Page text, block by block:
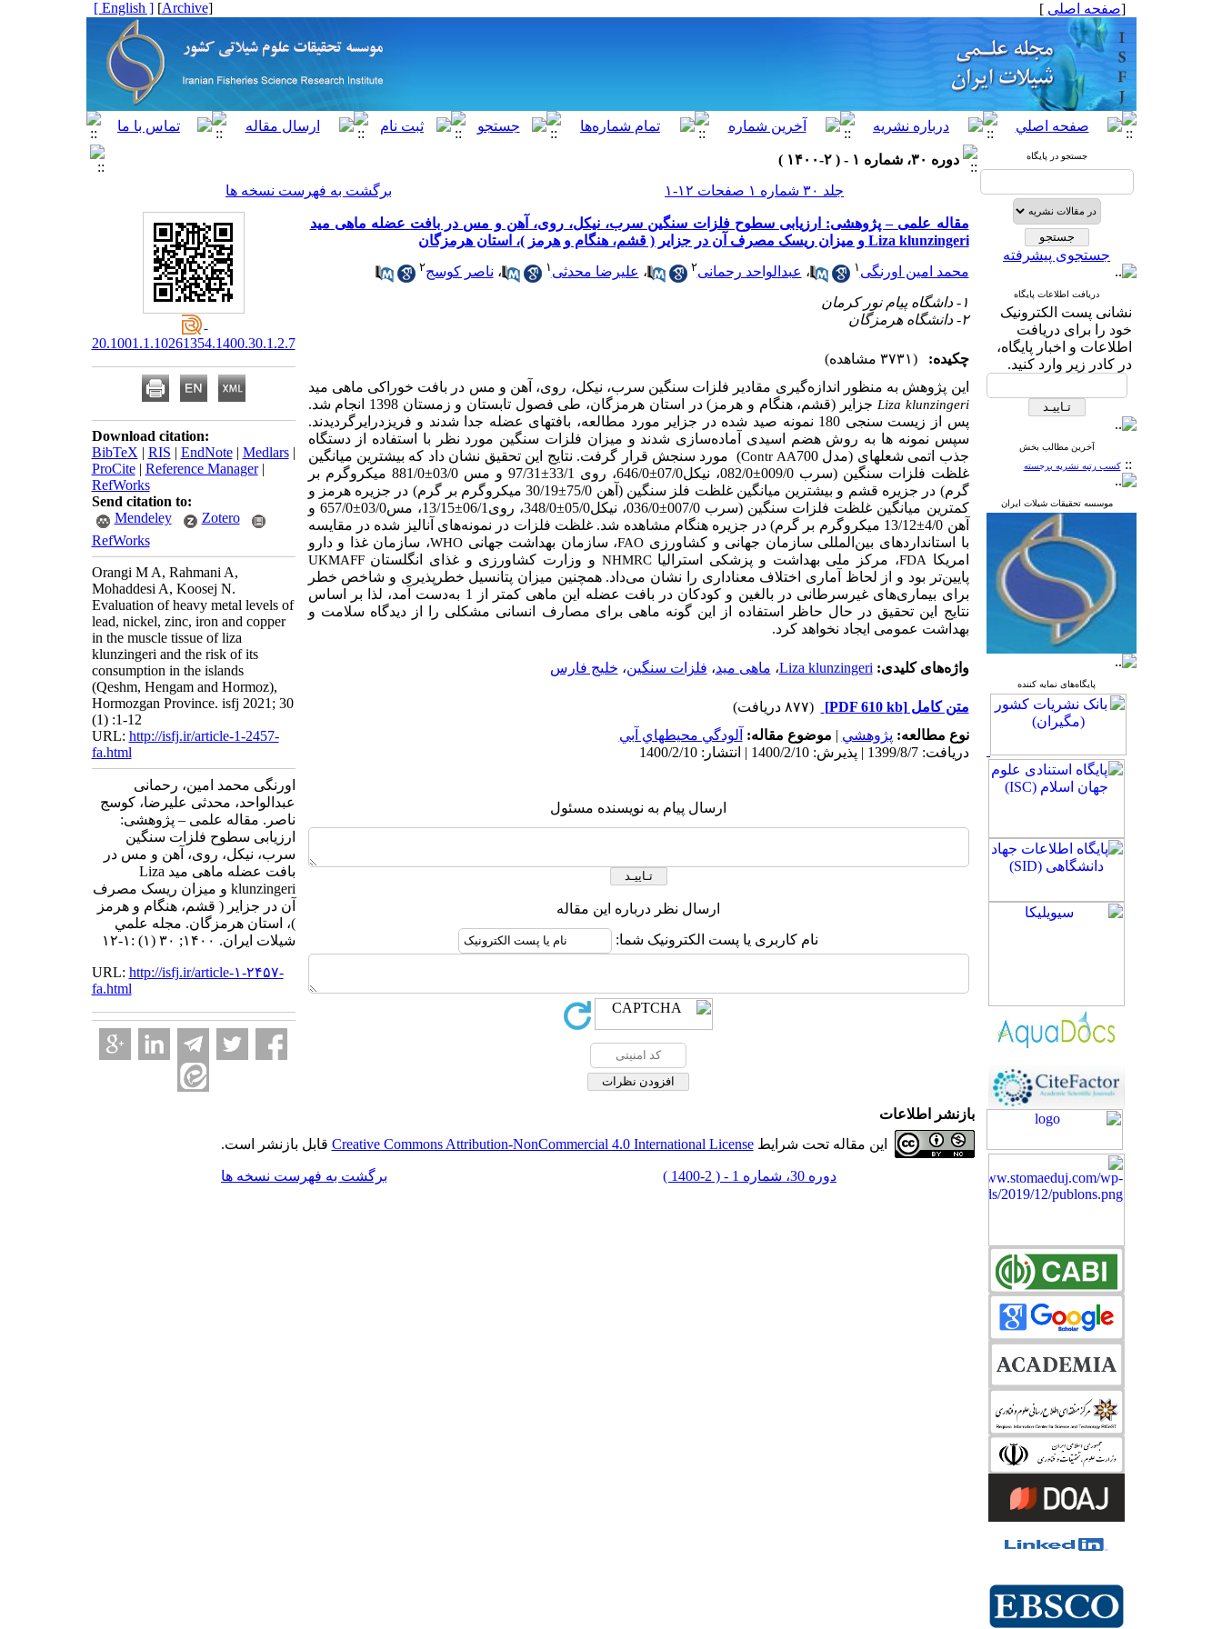
[صفحه اصلی ]
[
Archive
]
[ English ]
جستجو در پایگاه
جستجوی پیشرفته
دریافت اطلاعات پایگاه
نشانی پست الکترونیک
خود را برای دریافت
اطلاعات و اخبار پایگاه،
در کادر زیر وارد کنید.
آخرین مطالب بخش
::کسب رتبه نشریه برجسته
موسسه تحقیقات شیلات ایران
پایگاه‌های نمایه کننده
دوره ۳۰، شماره ۱ - ( ۲-۱۴۰۰ )
جلد ۳۰ شماره ۱ صفحات ۱۲-۱
برگشت به فهرست نسخه ها
مقاله علمی – پژوهشی: ارزیابی سطوح فلزات سنگین سرب، نیکل، روی، آهن و مس در بافت عضله ماهی مید
Liza klunzingeri و میزان ریسک مصرف آن در جزایر ( قشم، هنگام و هرمز )، استان هرمزگان
محمد امین اورنگی ۱ ، عبدالواحد رحمانی۲ ، علیرضا محدثی ۱ ، ناصر کوسج۲
۱- داشگاه پیام نور کرمان
۲- دانشگاه هرمزگان
چکیده:
(۳۷۳۱ مشاهده)
این پژوهش به منظور اندازه‌‌گیری مقادیر فلزات سنگین سرب، نیکل، روی، آهن و مس در بافت خوراکی ماهی مید
Liza klunzingeri جزایر (قشم، هنگام و هرمز ) در استان هرمزگان، طی فصول تابستان و زمستان 1398
انجام شد.
پس از زیست سنجی 180 نمونه صید شده در جزایر مورد مطالعه، بافتهای عضله
جدا شدند و فریزدرایرگردیدند.
سپس نمونه ها به روش هضم اسیدی آمادهسازی شدند و میزان فلزات سنگین مورد نظر با استفاده از دستگاه
جذب اتمی شعله‎ای ( مدل 700 Contr AA
) مورد سنجش قرار گرفت. نتایج این تحقیق نشان داد که بیشترین میانگین
غلظت فلزات سنگین (سرب 009/0
±082/0، نیکل07/0 ±646/0، روی 33/1 ±97/31 و مس 03/0
±
881/0 میکروگرم بر
گرم) در جزیره قشم و بیشترین میانگین غلظت فلز سنگین (آهن 75/0 ±
30/19 میکروگرم بر گرم) در جزیره هرمز و
کمترین میانگین غلظت فلزات سنگین (سرب 007/0
±036/0، نیکل05/0 ±348/0، روی06/1 ±13/15، مس 03/0
±
657/0 و
آهن 4/0
±
13/12 میکروگرم بر گرم) در
جزیره هنگام مشاهده شد. غلظت فلزات در نمونه‌های آنالیز شده در مقایسه
با استانداردهای بین‌المللی سازمان جهانی و کشاورزی FAO، سازمان بهداشت جهانی WHO، سازمان غذا و دارو
امریکا FDA، مرکز ملی بهداشت و پزشکی استرالیاNHMRC و وزارت کشاورزی و غذای انگلستانUKMAFF
پایین‌تر بود و از لحاظ آماری اختلاف معناداری را نشان می‌‌داد. همچنین میزان پتانسیل خطرپذیری و شاخص خطر
برای بیماری‌‎های غیرسرطانی در بالغین و کودکان در بافت عضله این ماهی کمتر از 1 به
دست آمد، لذا
بر اساس
نتایج این تحقیق در حال حاظر استفاده
از این گونه ماهی برای مصارف انسانی مشکلی را از دیدگاه سلامت و
بهداشت عمومی ایجاد نخواهد کرد.
واژه‌های کلیدی: Liza klunzingeri، ماهی مید، فلزات سنگین، خلیج فارس
متن کامل[PDF 610 kb]
(۸۷۷ دریافت)
نوع مطالعه: پژوهشي | موضوع مقاله: آلودگي محيطهاي آبي
دریافت: 1399/8/7 | پذیرش: 1400/2/10 | انتشار: 1400/2/10
ارسال پیام به نویسنده مسئول
ارسال نظر درباره این مقاله
نام کاربری یا پست الکترونیک شما:
20.1001.1.10261354.1400.30.1.2.7
Download citation:
BibTeX | RIS | EndNote| Medlars|
ProCite| Reference Manager|
RefWorks
Send citation to:
Mendeley
Zotero
RefWorks
Orangi M A, Rahmani A,
Mohaddesi A, Koosej N.
Evaluation of heavy metal levels of
lead, nickel, zinc, iron and copper
in the muscle tissue of liza
klunzingeri and the risk of its
consumption in the islands
(Qeshm, Hengam and Hormoz),
Hormozgan Province. isfj 2021; 30
(1) :1-12
URL: http://isfj.ir/article-1-2457-
fa.html
اورنگی محمد امین، رحمانی
عبدالواحد، محدثی علیرضا، کوسج
ناصر. مقاله علمی – پژوهشی:
ارزیابی سطوح فلزات سنگین
سرب، نیکل، روی، آهن و مس در
بافت عضله ماهی مید Liza
klunzingeri و میزان ریسک مصرف
آن در جزایر ( قشم، هنگام و هرمز
)، استان هرمزگان. مجله علمي
شيلات ايران. ۱۴۰۰; ۳۰ (۱) :۱-۱۲
URL: http://isfj.ir/article-۱-۲۴۵۷-
fa.html
بازنشر اطلاعات
این مقاله تحت شرایطCreative Commons Attribution-NonCommercial 4.0 International License قابل بازنشر است.
دوره 30، شماره 1 - ( 2-1400 ) برگشت به فهرست نسخه ها